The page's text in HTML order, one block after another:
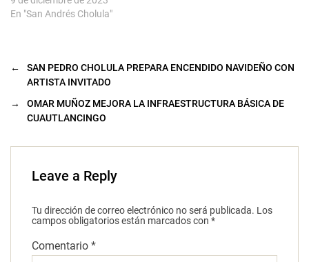
)
En "San Andrés Cholula"
←
SAN PEDRO CHOLULA PREPARA ENCENDIDO NAVIDEÑO CON
ARTISTA INVITADO
→
OMAR MUÑOZ MEJORA LA INFRAESTRUCTURA BÁSICA DE
CUAUTLANCINGO
Leave a Reply
Tu dirección de correo electrónico no será publicada. Los
campos obligatorios están marcados con *
Comentario *